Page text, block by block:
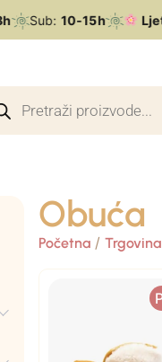
Sub:10-15h
Obuća
Početna/ Trgovina